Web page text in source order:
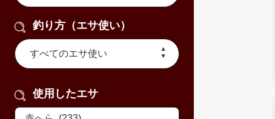
釣り方（エサ使い）
使用したエサ